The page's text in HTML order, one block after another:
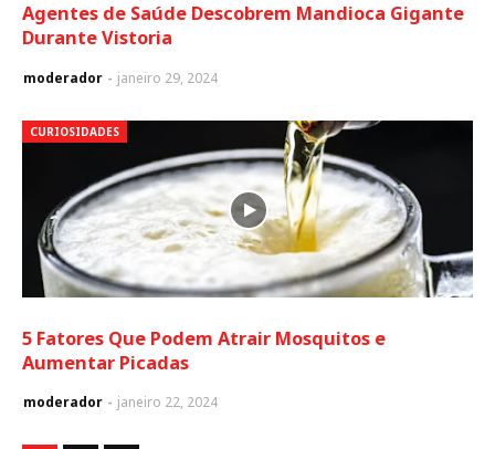
Agentes de Saúde Descobrem Mandioca Gigante
Durante Vistoria
moderador janeiro 29, 2024
CURIOSIDADES
5 Fatores Que Podem Atrair Mosquitos e
Aumentar Picadas
moderador janeiro 22, 2024